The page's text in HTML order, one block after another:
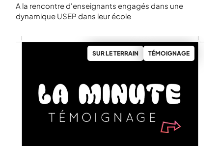
A la rencontre d'enseignants engagés dans une
dynamique USEP dans leur école
SUR LE TERRAIN TÉMOIGNAGE